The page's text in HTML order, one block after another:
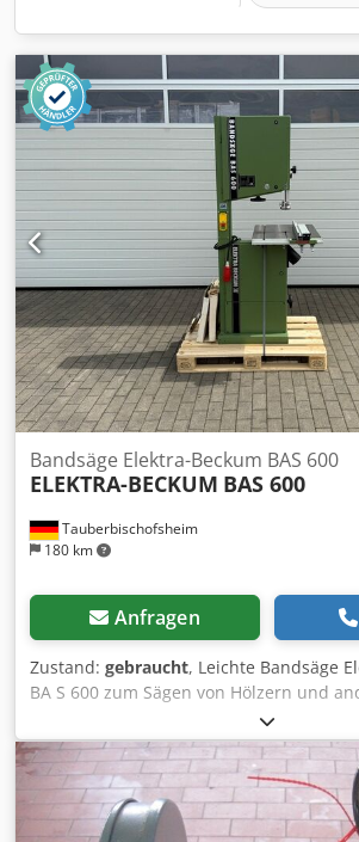
Tauberbischofsheim
180 km
Bandsäge Elektra-Beckum BAS 600
ELEKTRA-BECKUM BAS 600
Anfragen
Zustand: gebraucht, Leichte Bandsäge
BA S 600 zum Sägen von Hölzern und
Dsdpfx Ajzryvysitjck Technische Daten: -
Rollendurchmesser: 600 mm - Gewicht:
Schnitthöhe: max. ca. 300 mm